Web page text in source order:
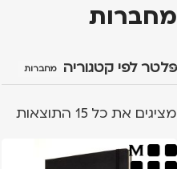
מחברות
פלטר לפי קטגוריה מחברות
מציגים את כל ⁦15⁩ התוצאות